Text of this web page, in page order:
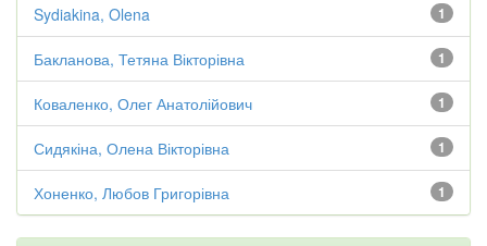
1
Sydiakina, Olena
1
Бакланова, Тетяна Вікторівна
1
Коваленко, Олег Анатолійович
1
Сидякіна, Олена Вікторівна
1
Хоненко, Любов Григорівна